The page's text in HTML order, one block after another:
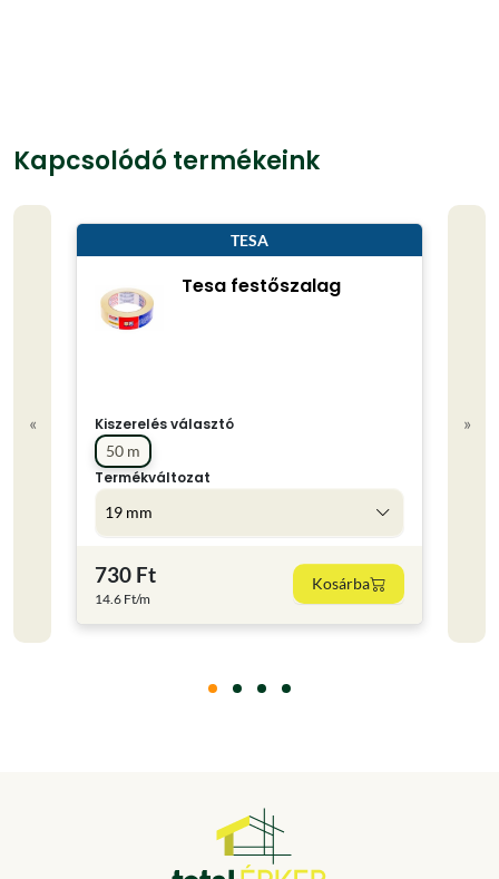
Kapcsolódó termékeink
«
TESA
Tesa festőszalag
Kiszerelés választó
50 m
Termékváltozat
19 mm
730 Ft
14.6 Ft/m
Kosárba
»